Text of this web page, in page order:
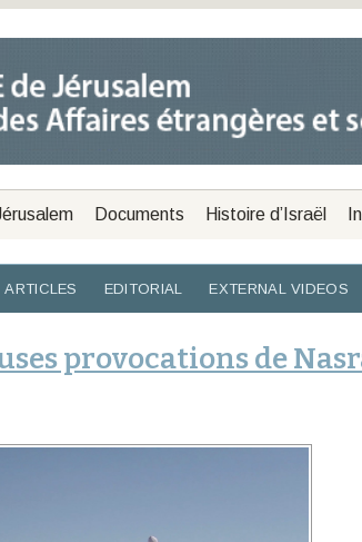
Documents Histoire d’Israël
ARTICLES EDITORIAL EXTERNAL VIDEOS
provocations de